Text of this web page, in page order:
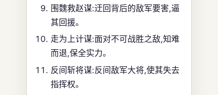
围魏救赵谋:迂回背后的敌军要害,逼
其回援。
走为上计谋:面对不可战胜之敌,知难
而退,保全实力。
反间斩将谋:反间敌军大将,使其失去
指挥权。